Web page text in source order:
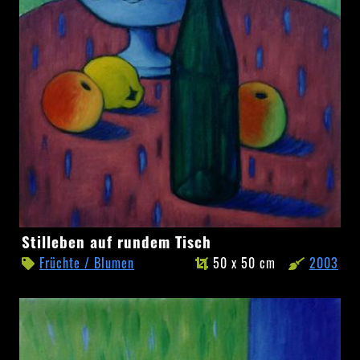
Stilleben
auf
rundem
Tisch
Stilleben auf rundem Tisch
Früchte / Blumen 2003
50 x 50 cm